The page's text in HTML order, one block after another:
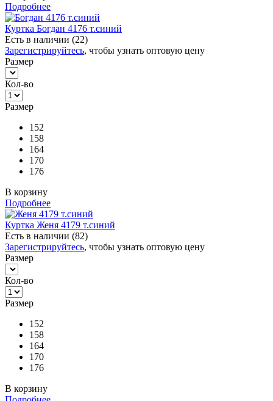
Подробнее
Куртка Богдан 4176 т.синий
Есть в наличии (22)
Зарегистрируйтесь, чтобы узнать оптовую цену
Размер
Кол-во
Размер
152
158
164
170
176
В корзину
Подробнее
Куртка Женя 4179 т.синий
Есть в наличии (82)
Зарегистрируйтесь, чтобы узнать оптовую цену
Размер
Кол-во
Размер
152
158
164
170
176
В корзину